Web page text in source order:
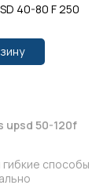
40-80 F 250
upsd 50-120f
способы